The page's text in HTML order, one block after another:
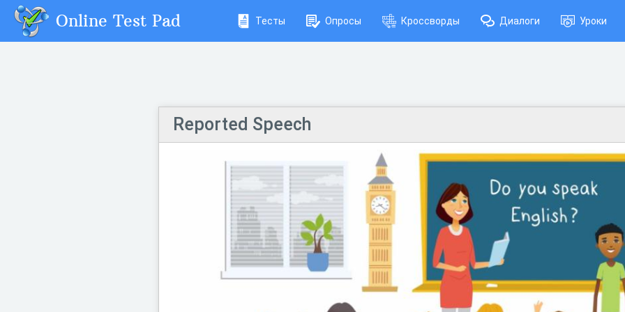
Online Test Pad Тесты Опросы Кроссворды Диалоги Уроки
Reported Speech